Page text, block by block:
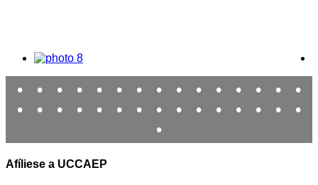
• • • • • • • • • • • • • •
•
•
• • • • • • • • • • • • •
•
•
Afíliese a UCCAEP